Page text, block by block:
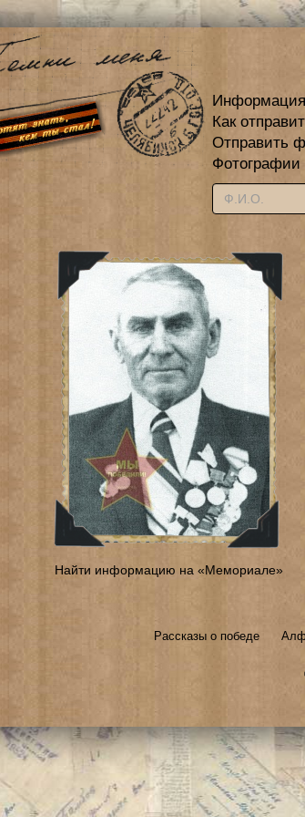
Информация
Как
Отправить
Фотографии
Найти информацию на «Мемориале»
Рассказы о победе